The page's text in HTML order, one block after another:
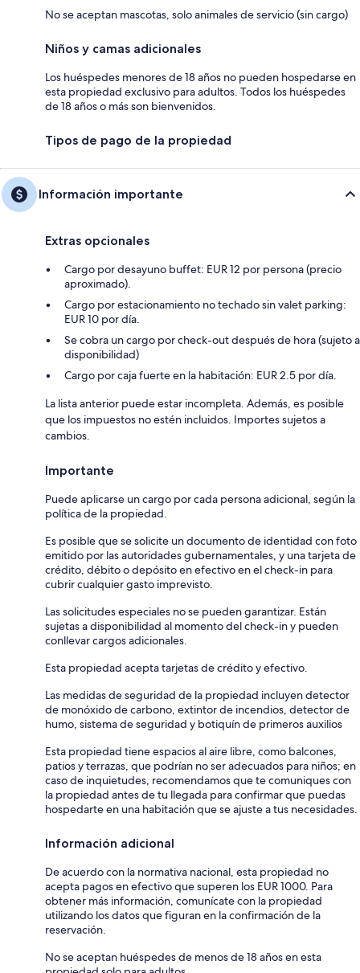
No se aceptan mascotas, solo animales de servicio (sin cargo)
Niños y camas adicionales
Los huéspedes menores de 18 años no pueden hospedarse en
esta propiedad exclusivo para adultos. Todos los huéspedes
de 18 años o más son bienvenidos.
Tipos de pago de la propiedad
Información importante
Extras opcionales
Cargo por desayuno buffet: EUR 12 por persona (precio
aproximado).
Cargo por estacionamiento no techado sin valet parking:
EUR 10 por día.
Se cobra un cargo por check-out después de hora (sujeto a
disponibilidad)
Cargo por caja fuerte en la habitación: EUR 2.5 por día.
La lista anterior puede estar incompleta. Además, es posible
que los impuestos no estén incluidos. Importes sujetos a
cambios.
Importante
Puede aplicarse un cargo por cada persona adicional, según la
política de la propiedad.
Es posible que se solicite un documento de identidad con foto
emitido por las autoridades gubernamentales, y una tarjeta de
crédito, débito o depósito en efectivo en el check-in para
cubrir cualquier gasto imprevisto.
Las solicitudes especiales no se pueden garantizar. Están
sujetas a disponibilidad al momento del check-in y pueden
conllevar cargos adicionales.
Esta propiedad acepta tarjetas de crédito y efectivo.
Las medidas de seguridad de la propiedad incluyen detector
de monóxido de carbono, extintor de incendios, detector de
humo, sistema de seguridad y botiquín de primeros auxilios
Esta propiedad tiene espacios al aire libre, como balcones,
patios y terrazas, que podrían no ser adecuados para niños; en
caso de inquietudes, recomendamos que te comuniques con
la propiedad antes de tu llegada para confirmar que puedas
hospedarte en una habitación que se ajuste a tus necesidades.
Información adicional
De acuerdo con la normativa nacional, esta propiedad no
acepta pagos en efectivo que superen los EUR 1000. Para
obtener más información, comunícate con la propiedad
utilizando los datos que figuran en la confirmación de la
reservación.
No se aceptan huéspedes de menos de 18 años en esta